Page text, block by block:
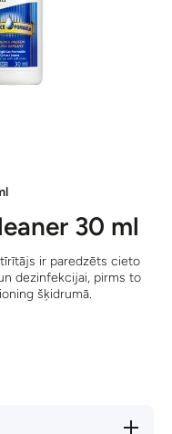
30 ml
ir paredzēts cieto
dezinfekcijai, pirms to
šķidrumā.
Increase